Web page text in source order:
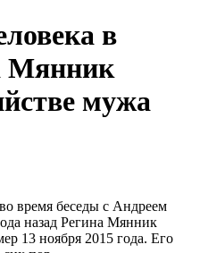
в
Мянник
мужа
время беседы с Андреем
назад Регина Мянник
13 ноября 2015 года. Его